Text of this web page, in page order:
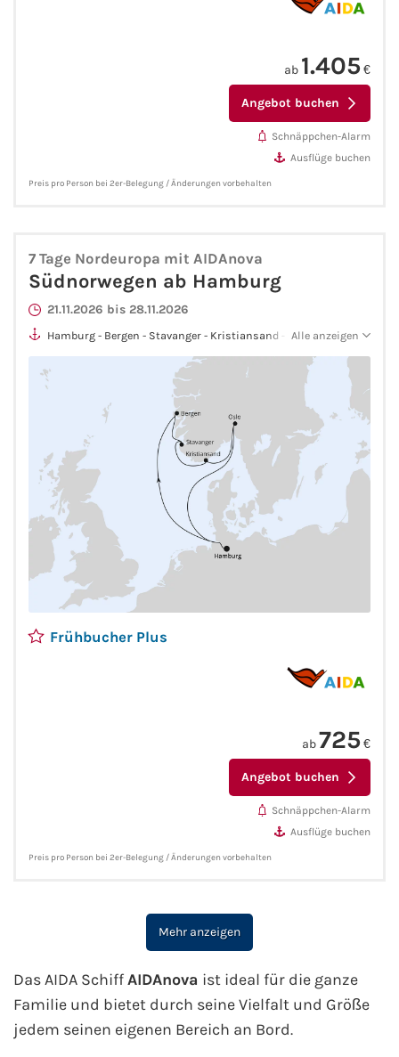
Kreuzfahrt-Themen
Kreuzfahrt buchen
ab 1.405€
Angebot buchen
Schnäppchen-Alarm
Ausflüge buchen
Preis pro Person bei 2er-Belegung / Änderungen vorbehalten
7 Tage Nordeuropa mit AIDAnova
Südnorwegen ab Hamburg
21.11.2026 bis 28.11.2026
Hamburg - Bergen - Stavanger - Kristiansand - Oslo - Hamburg
Alle anzeigen
Frühbucher Plus
ab725€
Angebot buchen
Schnäppchen-Alarm
Ausflüge buchen
Preis pro Person bei 2er-Belegung / Änderungen vorbehalten
Mehr anzeigen
Das AIDA SchiffAIDAnova ist ideal für die ganze
Familie und bietet durch seine Vielfalt und Größe
jedem seinen eigenen Bereich an Bord.